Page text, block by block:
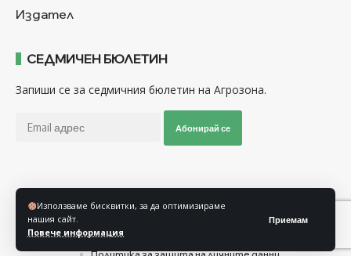
Използваме бисквитки, за да оптимизираме
нашия сайт.
Повече информация
Приемам
Издател
СЕДМИЧЕН БЮЛЕТИН
Запиши се за седмичния бюлетин на Агрозона.
Абонирай се
Общи условия
Политика за използване на “Бисквитки”